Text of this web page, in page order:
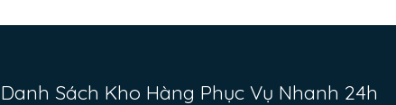
Danh Sách Kho Hàng Phục Vụ Nhanh 24h